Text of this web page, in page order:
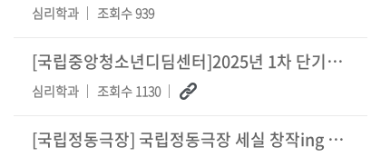
심리학과 조회수 939
[국립중앙청소년디딤센터]2025년 1차 단기과정(힐링캠프) 멘토(자원봉사단) 모집 공고
심리학과 조회수 1130
[국립정동극장] 국립정동극장 세실 창작ing 연극 <로켓 캔디> 관련학과 특별할